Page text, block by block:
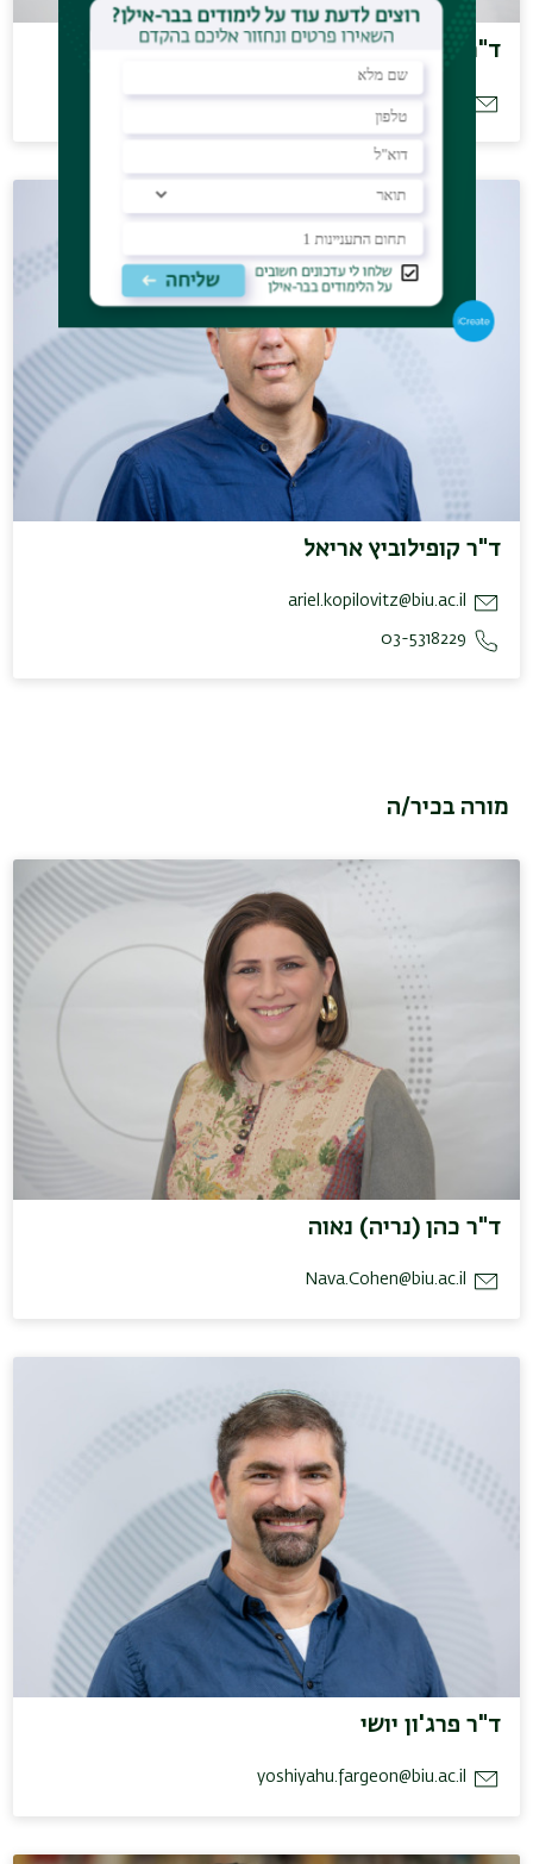
ד"ר מאלי הלל
hillel.mali@biu.ac.il
ד"ר קופילוביץ אריאל
ariel.kopilovitz@biu.ac.il
03-5318229
מורה בכיר/ה
ד"ר כהן (נריה) נאוה
Nava.Cohen@biu.ac.il
ד"ר פרג'ון יושי
yoshiyahu.fargeon@biu.ac.il